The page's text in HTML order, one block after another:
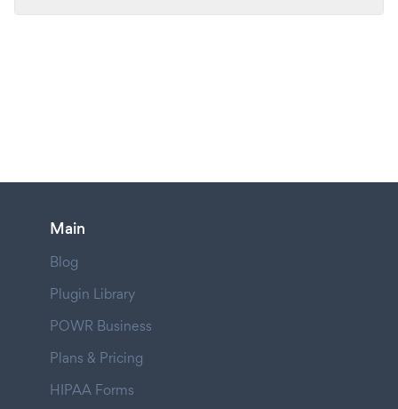
Main
Blog
Plugin Library
POWR Business
Plans & Pricing
HIPAA Forms